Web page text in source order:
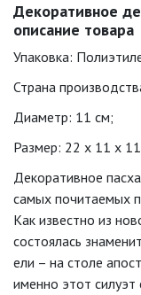
Декоративное
описание товара
Упаковка:
Страна
Диаметр: 11 см;
Размер: 22 x 11 x
Декоративное
самых почитаемых
Как известно из
состоялась
ели – на столе
именно этот силуэт